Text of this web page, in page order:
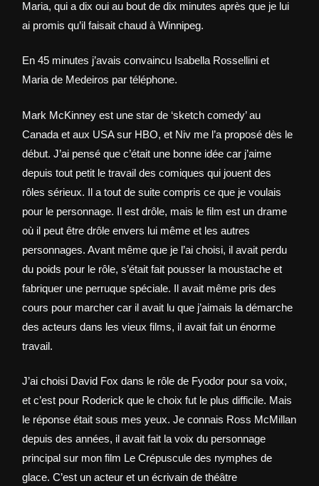
Maria, qui a dix oui au bout de dix minutes après que je lui
ai promis qu’il faisait chaud à Winnipeg.
En 45 minutes j’avais convaincu Isabella Rossellini et
Maria de Medeiros par téléphone.
Mark McKinney est une star de ‘sketch comedy’ au
Canada et aux USA sur HBO, et Niv me l’a proposé dès le
début. J’ai pensé que c’était une bonne idée car j’aime
depuis tout petit le travail des comiques qui jouent des
rôles sérieux. Il a tout de suite compris ce que je voulais
pour le personnage. Il est drôle, mais le film est un drame
où il peut être drôle envers lui même et les autres
personnages. Avant même que je l’ai choisi, il avait perdu
du poids pour le rôle, s’était fait pousser la moustache et
fabriquer une perruque spéciale. Il avait même pris des
cours pour marcher car il avait lu que j’aimais la démarche
des acteurs dans les vieux films, il avait fait un énorme
travail.
J’ai choisi David Fox dans le rôle de Fyodor pour sa voix,
et c’est pour Roderick que le choix fut le plus difficile. Mais
le réponse était sous mes yeux. Je connais Ross McMillan
depuis des années, il avait fait la voix du personnage
principal sur mon film Le Crépuscule des nymphes de
glace. C’est un acteur et un écrivain de théâtre